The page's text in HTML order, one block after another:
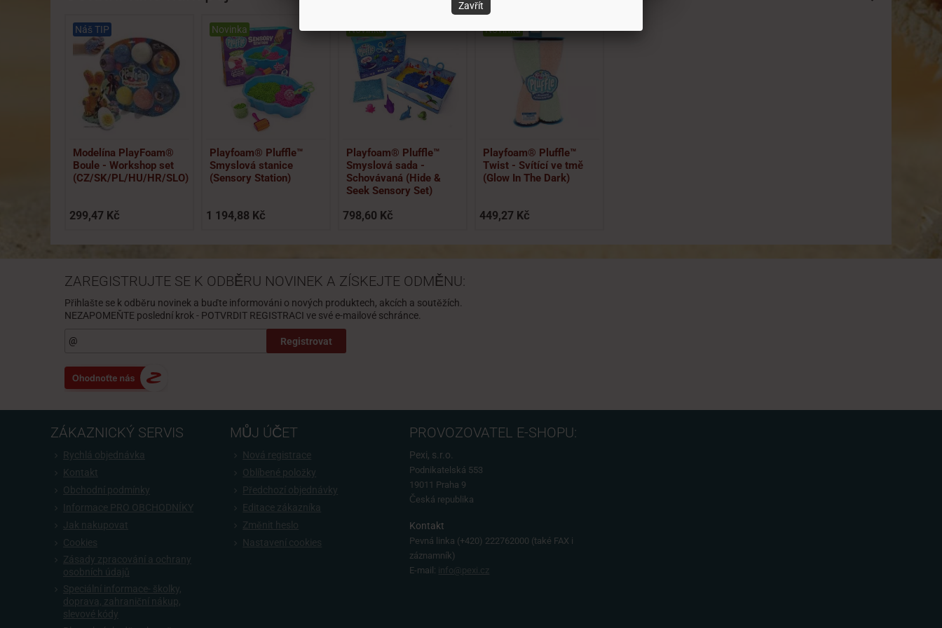
Náš TIP
Modelína PlayFoam®
Boule - Workshop set
(CZ/SK/PL/HU/HR/SLO)
299,47 Kč
Novinka
Playfoam® Pluffle™
Smyslová stanice
(Sensory Station)
1 194,88 Kč
Novinka
Playfoam® Pluffle™
Smyslová sada -
Schovávaná (Hide &
Seek Sensory Set)
798,60 Kč
Novinka
Playfoam® Pluffle™
Twist - Svítící ve tmě
(Glow In The Dark)
449,27 Kč
ZAREGISTRUJTE SE K ODBĚRU NOVINEK A ZÍSKEJTE ODMĚNU:
Přihlašte se k odběru novinek a buďte informováni o nových produktech, akcích a soutěžích.
NEZAPOMEŇTE poslední krok - POTVRDIT REGISTRACI ve své e-mailové schránce.
Registrovat
ZÁKAZNICKÝ SERVIS
Rychlá objednávka
Kontakt
Obchodní podmínky
Informace PRO OBCHODNÍKY
Jak nakupovat
Cookies
Zásady zpracování a ochrany
osobních údajů
Speciální informace- školky,
doprava, zahraniční nákup,
slevové kódy
MŮJ ÚČET
Nová registrace
Oblíbené položky
Předchozí objednávky
Editace zákazníka
Změnit heslo
Nastavení cookies
PROVOZOVATEL E-SHOPU:
Pexi, s.r.o.
Podnikatelská 553
19011 Praha 9
Česká republika
Kontakt
Pevná linka (+420) 222762000 (také FAX i
záznamník)
E-mail: info@pexi.cz
Zavřít